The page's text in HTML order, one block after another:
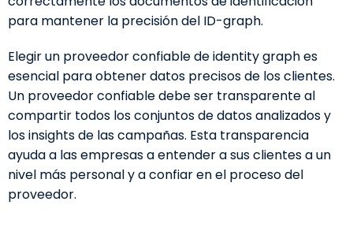
para mantener la precisión del ID-graph.
Elegir un proveedor confiable de identity graph es
esencial para obtener datos precisos de los clientes.
Un proveedor confiable debe ser transparente al
compartir todos los conjuntos de datos analizados y
los insights de las campañas. Esta transparencia
ayuda a las empresas a entender a sus clientes a un
nivel más personal y a confiar en el proceso del
proveedor.